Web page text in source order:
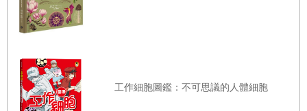
工作細胞圖鑑：不可思議的人體細胞